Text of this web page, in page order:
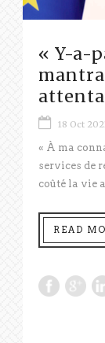
« Y-a-
18 Oct
« À ma
services de
coûté la vie
READ